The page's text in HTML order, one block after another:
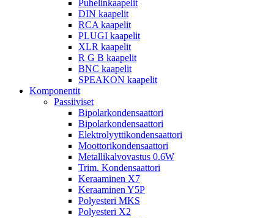
Puhelinkaapelit
DIN kaapelit
RCA kaapelit
PLUGI kaapelit
XLR kaapelit
R G B kaapelit
BNC kaapelit
SPEAKON kaapelit
Komponentit
Passiiviset
Bipolarkondensaattori
Bipolarkondensaattori
Elektrolyyttikondensaattori
Moottorikondensaattori
Metallikalvovastus 0.6W
Trim. Kondensaattori
Keraaminen X7
Keraaminen Y5P
Polyesteri MKS
Polyesteri X2